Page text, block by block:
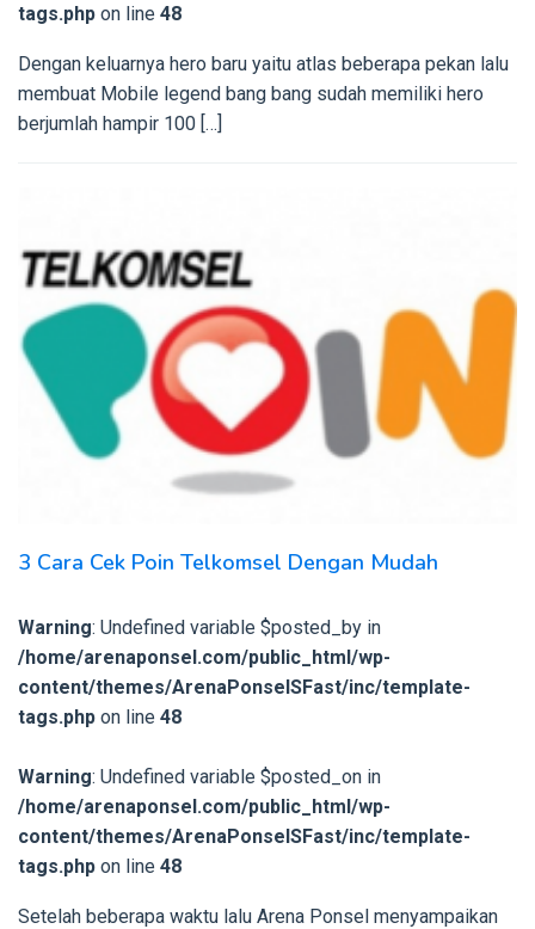
tags.php on line 48
Dengan keluarnya hero baru yaitu atlas beberapa pekan lalu
membuat Mobile legend bang bang sudah memiliki hero
berjumlah hampir 100 […]
3 Cara Cek Poin Telkomsel Dengan Mudah
Warning: Undefined variable $posted_by in
/home/arenaponsel.com/public_html/wp-
content/themes/ArenaPonselSFast/inc/template-
tags.php on line 48
Warning: Undefined variable $posted_on in
/home/arenaponsel.com/public_html/wp-
content/themes/ArenaPonselSFast/inc/template-
tags.php on line 48
Setelah beberapa waktu lalu Arena Ponsel menyampaikan